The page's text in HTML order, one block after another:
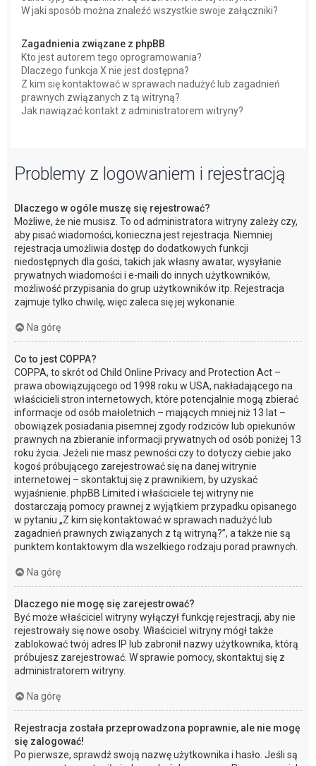
W jaki sposób można znaleźć wszystkie swoje załączniki?
Zagadnienia związane z phpBB
Kto jest autorem tego oprogramowania?
Dlaczego funkcja X nie jest dostępna?
Z kim się kontaktować w sprawach nadużyć lub zagadnień
prawnych związanych z tą witryną?
Jak nawiązać kontakt z administratorem witryny?
Problemy z logowaniem i rejestracją
Dlaczego w ogóle muszę się rejestrować?
Możliwe, że nie musisz. To od administratora witryny zależy czy,
aby pisać wiadomości, konieczna jest rejestracja. Niemniej
rejestracja umożliwia dostęp do dodatkowych funkcji
niedostępnych dla gości, takich jak własny awatar, wysyłanie
prywatnych wiadomości i e-maili do innych użytkowników,
możliwość przypisania do grup użytkowników itp. Rejestracja
zajmuje tylko chwilę, więc zaleca się jej wykonanie.
Na górę
Co to jest COPPA?
COPPA, to skrót od Child Online Privacy and Protection Act –
prawa obowiązującego od 1998 roku w USA, nakładającego na
właścicieli stron internetowych, które potencjalnie mogą zbierać
informacje od osób małoletnich – mających mniej niż 13 lat –
obowiązek posiadania pisemnej zgody rodziców lub opiekunów
prawnych na zbieranie informacji prywatnych od osób poniżej 13
roku życia. Jeżeli nie masz pewności czy to dotyczy ciebie jako
kogoś próbującego zarejestrować się na danej witrynie
internetowej – skontaktuj się z prawnikiem, by uzyskać
wyjaśnienie. phpBB Limited i właściciele tej witryny nie
dostarczają pomocy prawnej z wyjątkiem przypadku opisanego
w pytaniu „Z kim się kontaktować w sprawach nadużyć lub
zagadnień prawnych związanych z tą witryną?”, a także nie są
punktem kontaktowym dla wszelkiego rodzaju porad prawnych.
Na górę
Dlaczego nie mogę się zarejestrować?
Być może właściciel witryny wyłączył funkcję rejestracji, aby nie
rejestrowały się nowe osoby. Właściciel witryny mógł także
zablokować twój adres IP lub zabronił nazwy użytkownika, którą
próbujesz zarejestrować. W sprawie pomocy, skontaktuj się z
administratorem witryny.
Na górę
Rejestracja została przeprowadzona poprawnie, ale nie mogę
się zalogować!
Po pierwsze, sprawdź swoją nazwę użytkownika i hasło. Jeśli są